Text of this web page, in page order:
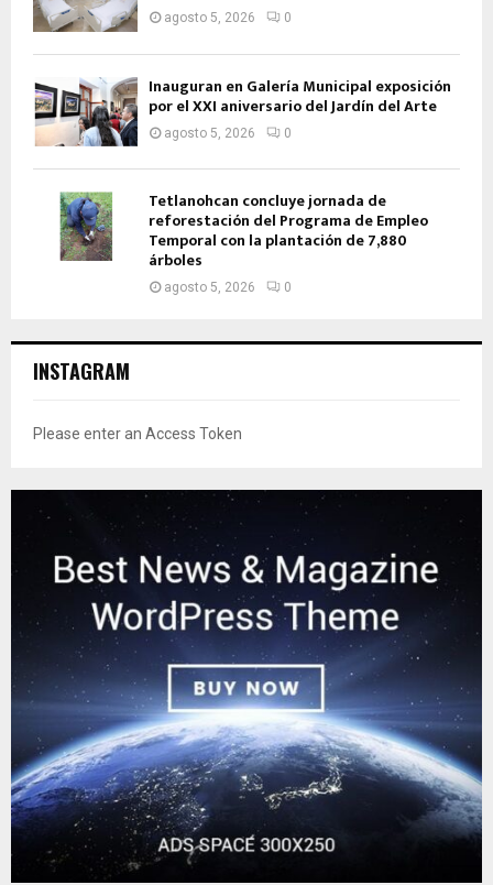
agosto 5, 2026 0
Inauguran en Galería Municipal exposición
por el XXI aniversario del Jardín del Arte
agosto 5, 2026 0
Tetlanohcan concluye jornada de
reforestación del Programa de Empleo
Temporal con la plantación de 7,880
árboles
agosto 5, 2026 0
INSTAGRAM
Please enter an Access Token